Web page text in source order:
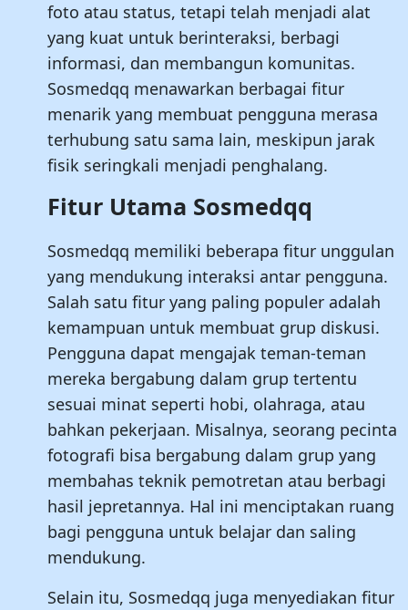
foto atau status, tetapi telah menjadi alat
yang kuat untuk berinteraksi, berbagi
informasi, dan membangun komunitas.
Sosmedqq menawarkan berbagai fitur
menarik yang membuat pengguna merasa
terhubung satu sama lain, meskipun jarak
fisik seringkali menjadi penghalang.
Fitur Utama Sosmedqq
Sosmedqq memiliki beberapa fitur unggulan
yang mendukung interaksi antar pengguna.
Salah satu fitur yang paling populer adalah
kemampuan untuk membuat grup diskusi.
Pengguna dapat mengajak teman-teman
mereka bergabung dalam grup tertentu
sesuai minat seperti hobi, olahraga, atau
bahkan pekerjaan. Misalnya, seorang pecinta
fotografi bisa bergabung dalam grup yang
membahas teknik pemotretan atau berbagi
hasil jepretannya. Hal ini menciptakan ruang
bagi pengguna untuk belajar dan saling
mendukung.
Selain itu, Sosmedqq juga menyediakan fitur